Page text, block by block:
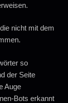
nicht mit dem
so
der Seite
Auge
Bots erkannt